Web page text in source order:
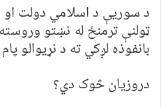
د سوریې د اسلامي دولت
ټولنې ترمنځ له نښتو
با‌نفوذه لږکي ته د نړیوالو
دروزیان څوک دي؟